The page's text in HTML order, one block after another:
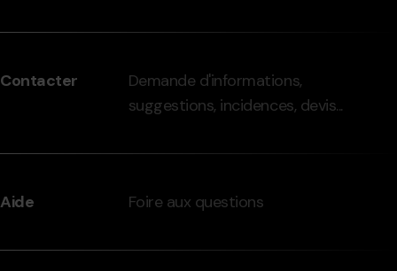
del
-
Contacter
Demande d'informations,
suggestions, incidences, devis...
Aide Foire aux questions